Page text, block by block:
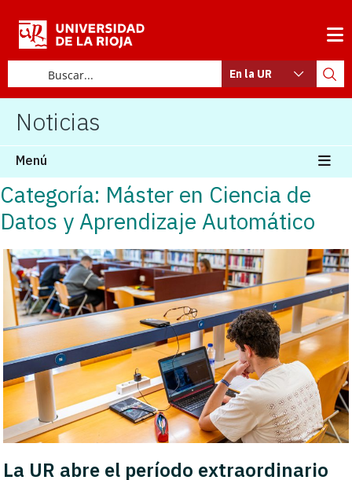
En la UR
Noticias
Menú
Categoría: Máster en Ciencia de
Datos y Aprendizaje Automático
La UR abre el período extraordinario